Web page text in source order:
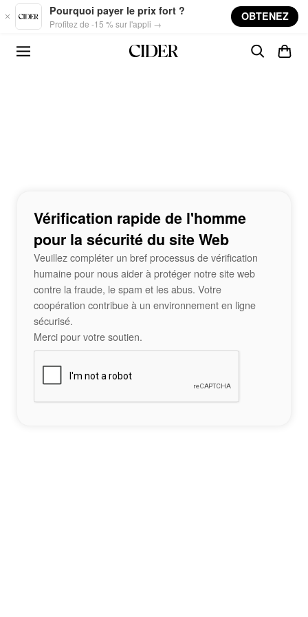
Skip to main content
Pourquoi payer le prix fort ?
Profitez de -15 % sur l'appli →
OBTENEZ
Vérification rapide de l'homme
pour la sécurité du site Web
Veuillez compléter un bref processus de vérification
humaine pour nous aider à protéger notre site web
contre la fraude, le spam et les abus. Votre
coopération contribue à un environnement en ligne
sécurisé.
Merci pour votre soutien.